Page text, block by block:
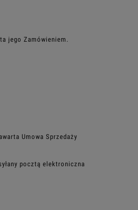
jego Zamówieniem.
Umowa Sprzedaży
pocztą elektroniczna